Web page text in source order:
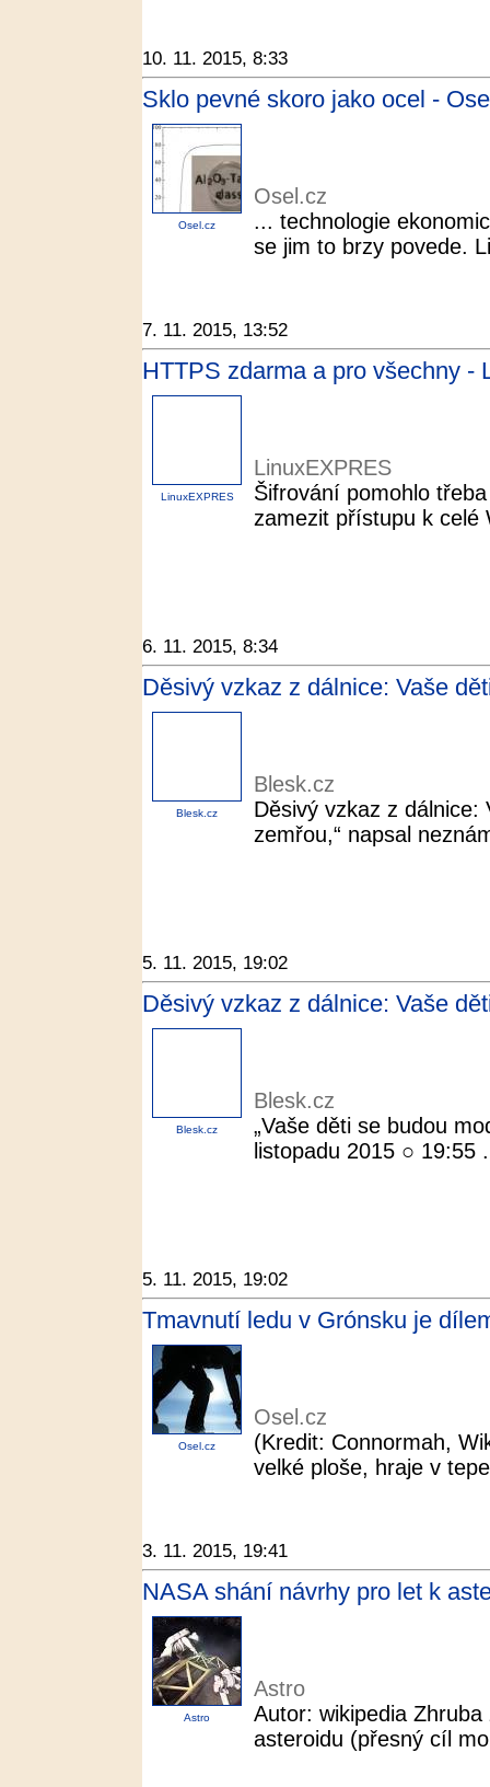
10. 11. 2015, 8:33
Sklo pevné skoro jako ocel -
Osel.cz
Osel.cz
... technologie
se jim to brzy povede.
7. 11. 2015, 13:52
HTTPS zdarma a pro všechny -
LinuxEXPRES
LinuxEXPRES
Šifrování pomohlo
zamezit přístupu k celé
6. 11. 2015, 8:34
Děsivý vzkaz z dálnice: Vaše
Blesk.cz
Blesk.cz
Děsivý vzkaz z dálnice:
zemřou,“ napsal
5. 11. 2015, 19:02
Děsivý vzkaz z dálnice: Vaše
Blesk.cz
Blesk.cz
„Vaše děti se budou
listopadu 2015 ○
5. 11. 2015, 19:02
Tmavnutí ledu v Grónsku je
Osel.cz
Osel.cz
(Kredit: Connormah,
velké ploše, hraje v
3. 11. 2015, 19:41
NASA shání návrhy pro let k
Astro
Astro
Autor: wikipedia
asteroidu (přesný cíl